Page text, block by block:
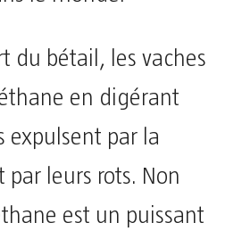
du bétail, les vaches
en digérant
expulsent par la
leurs rots. Non
est un puissant